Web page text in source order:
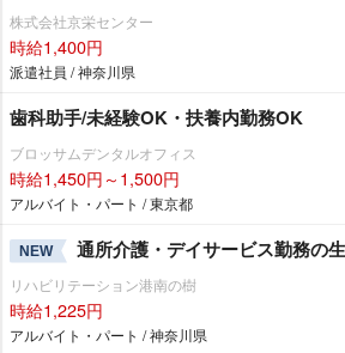
株式会社京栄センター
時給1,400円
派遣社員 / 神奈川県
歯科助手/未経験OK・扶養内勤務OK
ブロッサムデンタルオフィス
時給1,450円～1,500円
アルバイト・パート / 東京都
NEW 通所介護・デイサービス勤務の
リハビリテーション港南の樹
時給1,225円
アルバイト・パート / 神奈川県